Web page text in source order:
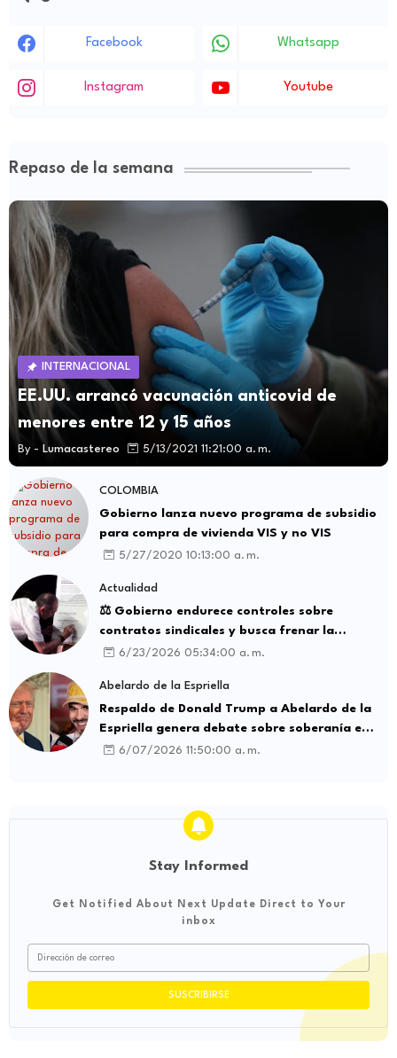
Facebook Whatsapp
Instagram Youtube
Repaso de la semana
INTERNACIONAL
EE.UU. arrancó vacunación anticovid de
menores entre 12 y 15 años
By - Lumacastereo 5/13/2021 11:21:00 a. m.
COLOMBIA
Gobierno lanza nuevo programa de subsidio
para compra de vivienda VIS y no VIS
5/27/2020 10:13:00 a. m.
Actualidad
⚖️ Gobierno endurece controles sobre
contratos sindicales y busca frenar la
intermediación laboral ilegal
6/23/2026 05:34:00 a. m.
Abelardo de la Espriella
Respaldo de Donald Trump a Abelardo de la
Espriella genera debate sobre soberanía e
influencia internacional
6/07/2026 11:50:00 a. m.
Stay Informed
Get Notified About Next Update Direct to Your
inbox